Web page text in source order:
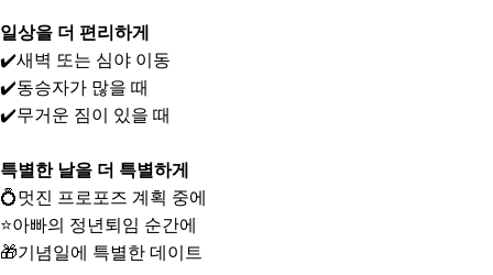
일상을 더 편리하게
✔️새벽 또는 심야 이동
✔️동승자가 많을 때
✔️무거운 짐이 있을 때
특별한 날을 더 특별하게
💍멋진 프로포즈 계획 중에
⭐아빠의 정년퇴임 순간에
🎁기념일에 특별한 데이트